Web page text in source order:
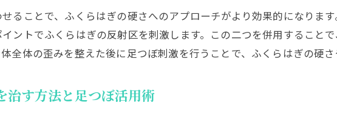
足つぼマッサージで硬さを和らげる手順
もみすぎ注意！ふくらはぎセルフケアの安
ふくらはぎを柔らかくするツボの見つけ方
ることで、ふくらはぎの硬さへのアプローチがより効果的になりま
ントでふくらはぎの反射区を刺激します。この二つを併用すること
全体の歪みを整えた後に足つぼ刺激を行うことで、ふくらはぎの硬さ
治す方法と足つぼ活用術